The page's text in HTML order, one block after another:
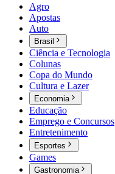
Agro
Apostas
Auto
Brasil
Ciência e Tecnologia
Colunas
Copa do Mundo
Cultura e Lazer
Economia
Educação
Emprego e Concursos
Entretenimento
Esportes
Games
Gastronomia